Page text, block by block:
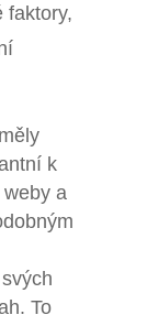
faktory,
k
a
To